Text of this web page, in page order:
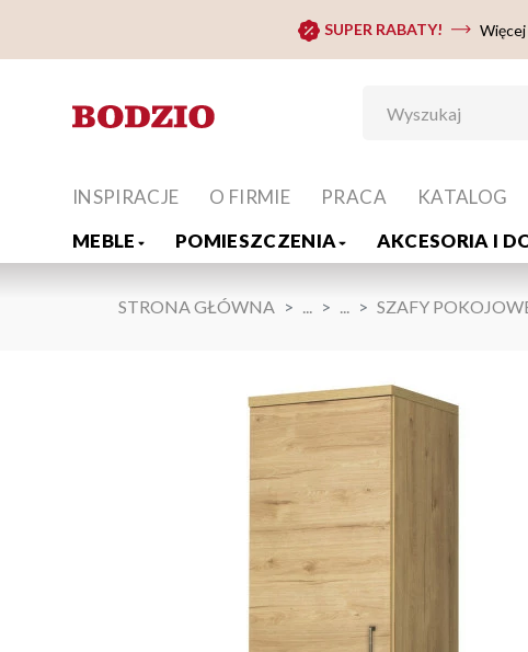
SUPER RABATY!
MEBLE POMIESZCZENIA AKCESORIA I
INSPIRACJE O FIRMIE PRACA KATALOG
STRONA GŁÓWNA ... ... SZAFY